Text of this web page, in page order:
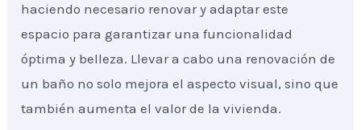
haciendo necesario renovar y adaptar este
espacio para garantizar una funcionalidad
óptima y belleza. Llevar a cabo una renovación de
un baño no solo mejora el aspecto visual, sino que
también aumenta el valor de la vivienda.